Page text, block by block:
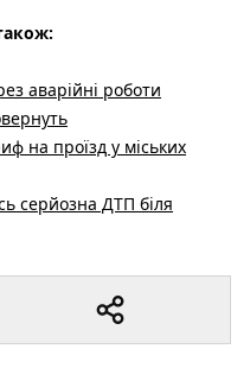
аварійні роботи
на проїзд у міських
серйозна ДТП біля